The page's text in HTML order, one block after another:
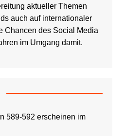
aktueller Themen
auch auf internationaler
Chancen des Social Media
im Umgang damit.
589-592 erscheinen im